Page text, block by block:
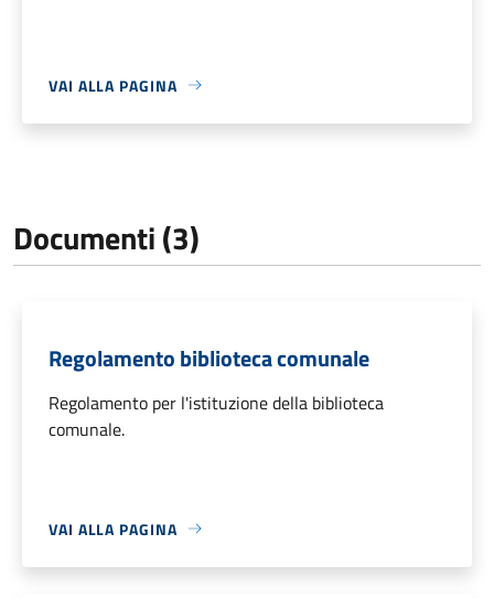
VAI ALLA PAGINA
Documenti (3)
Regolamento biblioteca comunale
Regolamento per l'istituzione della biblioteca
comunale.
VAI ALLA PAGINA